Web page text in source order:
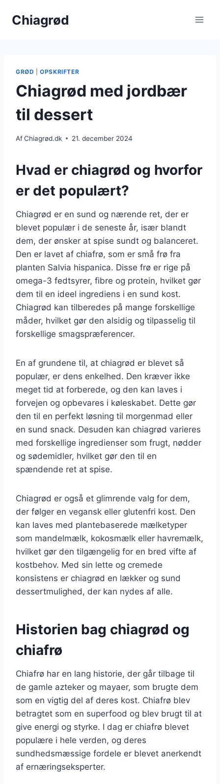
Chiagrød
GRØD |OPSKRIFTER
Chiagrød med jordbær
til dessert
AfChiagrød.dk 21. december 2024
Hvad er chiagrød og hvorfor
er det populært?
Chiagrød er en sund og nærende ret, der er
blevet populær i de seneste år, især blandt
dem, der ønsker at spise sundt og balanceret.
Den er lavet af chiafrø, som er små frø fra
planten Salvia hispanica. Disse frø er rige på
omega-3 fedtsyrer, fibre og protein, hvilket gør
dem til en ideel ingrediens i en sund kost.
Chiagrød kan tilberedes på mange forskellige
måder, hvilket gør den alsidig og tilpasselig til
forskellige smagspræferencer.
En af grundene til, at chiagrød er blevet så
populær, er dens enkelhed. Den kræver ikke
meget tid at forberede, og den kan laves i
forvejen og opbevares i køleskabet. Dette gør
den til en perfekt løsning til morgenmad eller
en sund snack. Desuden kan chiagrød varieres
med forskellige ingredienser som frugt, nødder
og sødemidler, hvilket gør den til en
spændende ret at spise.
Chiagrød er også et glimrende valg for dem,
der følger en vegansk eller glutenfri kost. Den
kan laves med plantebaserede mælketyper
som mandelmælk, kokosmælk eller havremælk,
hvilket gør den tilgængelig for en bred vifte af
kostbehov. Med sin lette og cremede
konsistens er chiagrød en lækker og sund
dessertmulighed, der kan nydes af alle.
Historien bag chiagrød og
chiafrø
Chiafrø har en lang historie, der går tilbage til
de gamle azteker og mayaer, som brugte dem
som en vigtig del af deres kost. Chiafrø blev
betragtet som en superfood og blev brugt til at
give energi og styrke. I dag er chiafrø blevet
populære i hele verden, og deres
sundhedsmæssige fordele er blevet anerkendt
af ernæringseksperter.